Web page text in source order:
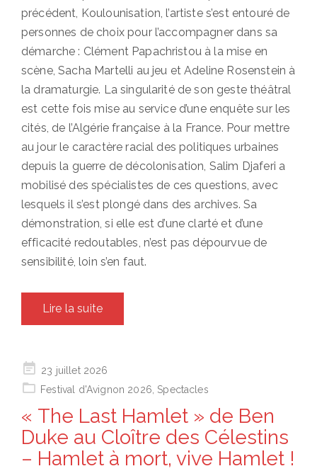
précédent, Koulounisation, l’artiste s’est entouré de
personnes de choix pour l’accompagner dans sa
démarche : Clément Papachristou à la mise en
scène, Sacha Martelli au jeu et Adeline Rosenstein à
la dramaturgie. La singularité de son geste théâtral
est cette fois mise au service d’une enquête sur les
cités, de l’Algérie française à la France. Pour mettre
au jour le caractère racial des politiques urbaines
depuis la guerre de décolonisation, Salim Djaferi a
mobilisé des spécialistes de ces questions, avec
lesquels il s’est plongé dans des archives. Sa
démonstration, si elle est d’une clarté et d’une
efficacité redoutables, n’est pas dépourvue de
sensibilité, loin s’en faut.
Lire la suite
Posted
on
23 juillet 2026
Festival d'Avignon 2026 Spectacles
« The Last Hamlet » de Ben
Duke au Cloître des Célestins
– Hamlet à mort, vive Hamlet !